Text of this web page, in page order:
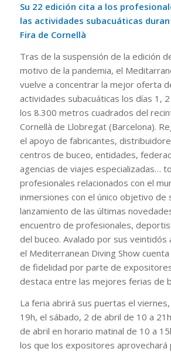
Su 22 edición cita a los
las actividades subacuáticas
Fira de Cornellà
Tras de la suspensión de la edición
motivo de la pandemia, el
vuelve a concentrar la mejor oferta
actividades subacuáticas los días 1,
los 8.300 metros cuadrados del
Cornellà de Llobregat (Barcelona).
el apoyo de fabricantes,
centros de buceo, entidades,
agencias de viajes especializadas…
profesionales relacionados con el
inmersiones con el único objetivo de
lanzamiento de las últimas
encuentro de profesionales,
del buceo. Avalado por sus veintidós
el Mediterranean Diving Show
de fidelidad por parte de
destaca entre las mejores ferias de
La feria abrirá sus puertas el
19h, el sábado, 2 de abril de 10 a
de abril en horario matinal de 10 a
los que los expositores